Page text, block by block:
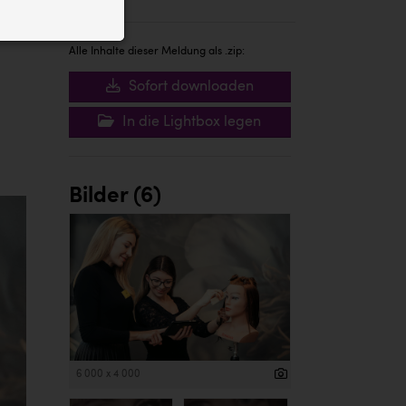
Alle Inhalte dieser Meldung als .zip:
Sofort downloaden
In die Lightbox legen
Bilder (6)
6 000 x 4 000
Website